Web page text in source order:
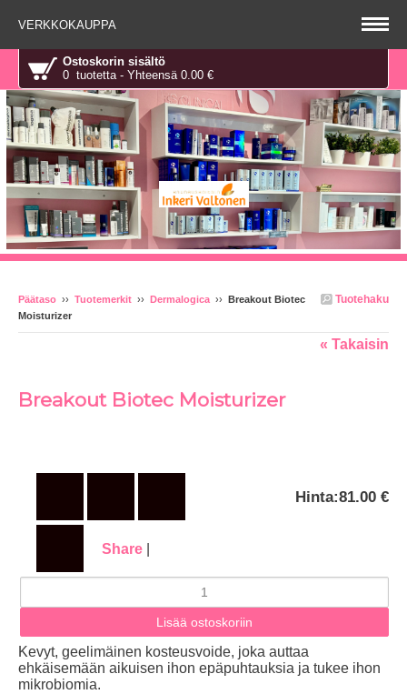
VERKKOKAUPPA
Ostoskorin sisältö
0 tuotetta - Yhteensä 0.00 €
Tuotehaku
Päätaso ›› Tuotemerkit ›› Dermalogica››
Breakout Biotec
Moisturizer
« Takaisin
Breakout Biotec Moisturizer
Share
Hinta:81.00 €
Kevyt, geelimäinen kosteusvoide, joka auttaa
ehkäisemään aikuisen ihon epäpuhtauksia ja tukee ihon
mikrobiomia.